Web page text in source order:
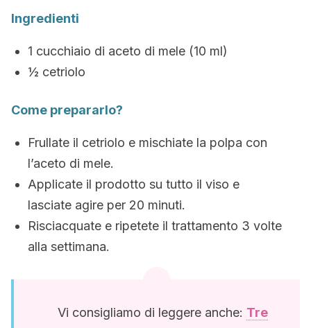
Ingredienti
1 cucchiaio di aceto di mele (10 ml)
½ cetriolo
Come prepararlo?
Frullate il cetriolo e mischiate la polpa con
l’aceto di mele.
Applicate il prodotto su tutto il viso e
lasciate agire per 20 minuti.
Risciacquate e ripetete il trattamento 3 volte
alla settimana.
Vi consigliamo di leggere anche: Tre